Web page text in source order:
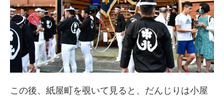
この後、紙屋町を覗いて見ると、だんじりは小屋